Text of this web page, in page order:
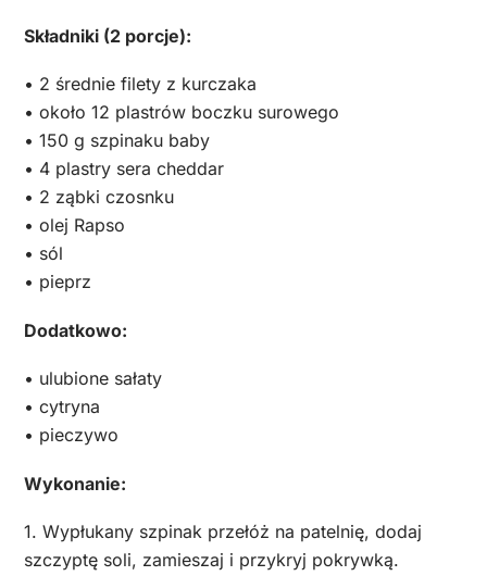
Składniki (2 porcje):
• 2 średnie filety z kurczaka
• około 12 plastrów boczku surowego
• 150 g szpinaku baby
• 4 plastry sera cheddar
• 2 ząbki czosnku
• olej Rapso
• sól
• pieprz
Dodatkowo:
• ulubione sałaty
• cytryna
• pieczywo
Wykonanie:
1. Wypłukany szpinak przełóż na patelnię, dodaj
szczyptę soli, zamieszaj i przykryj pokrywką.